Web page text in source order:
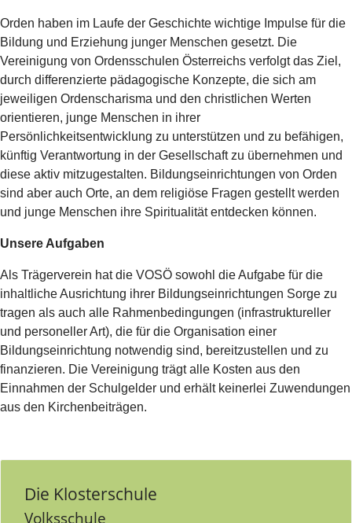
Orden haben im Laufe der Geschichte wichtige Impulse für die
Bildung und Erziehung junger Menschen gesetzt. Die
Vereinigung von Ordensschulen Österreichs verfolgt das Ziel,
durch differenzierte pädagogische Konzepte, die sich am
jeweiligen Ordenscharisma und den christlichen Werten
orientieren, junge Menschen in ihrer
Persönlichkeitsentwicklung zu unterstützen und zu befähigen,
künftig Verantwortung in der Gesellschaft zu übernehmen und
diese aktiv mitzugestalten. Bildungseinrichtungen von Orden
sind aber auch Orte, an dem religiöse Fragen gestellt werden
und junge Menschen ihre Spiritualität entdecken können.
Unsere Aufgaben
Als Trägerverein hat die VOSÖ sowohl die Aufgabe für die
inhaltliche Ausrichtung ihrer Bildungseinrichtungen Sorge zu
tragen als auch alle Rahmenbedingungen (infrastruktureller
und personeller Art), die für die Organisation einer
Bildungseinrichtung notwendig sind, bereitzustellen und zu
finanzieren. Die Vereinigung trägt alle Kosten aus den
Einnahmen der Schulgelder und erhält keinerlei Zuwendungen
aus den Kirchenbeiträgen.
Die Klosterschule
Volksschule